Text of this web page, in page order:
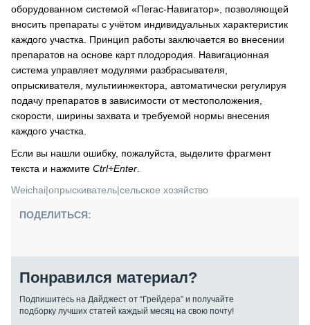
оборудованном системой «Пегас-Навигатор», позволяющей
вносить препараты с учётом индивидуальных характеристик
каждого участка. Принцип работы заключается во внесении
препаратов на основе карт плодородия. Навигационная
система управляет модулями разбрасывателя,
опрыскивателя, мультиинжектора, автоматически регулируя
подачу препаратов в зависимости от местоположения,
скорости, ширины захвата и требуемой нормы внесения
каждого участка.
Если вы нашли ошибку, пожалуйста, выделите фрагмент
текста и нажмите Ctrl+Enter
Weichai|опрыскиватель|сельское хозяйство
ПОДЕЛИТЬСЯ:
Понравился материал?
Подпишитесь на Дайджест от “Грейдера” и получайте
подборку лучших статей каждый месяц на свою почту!